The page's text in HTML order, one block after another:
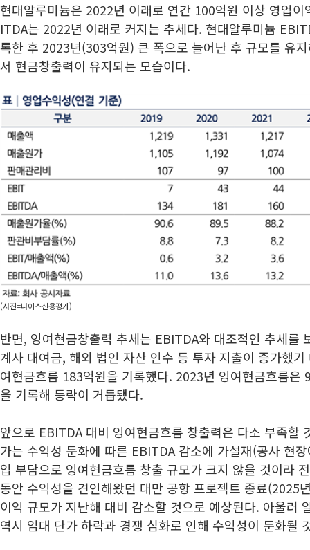
현대알루미늄은 2022년 이래로 연간 100억원 이상 영업
ITDA는 2022년 이래로 커지는 추세다. 현대알루미늄
록한 후 2023년(303억원) 큰 폭으로 늘어난 후 규모를 유
서 현금창출력이 유지되는 모습이다.
(사진=나이스신용평가)
반면, 잉여현금창출력 추세는 EBITDA와 대조적인 추세를
계사 대여금, 해외 법인 자산 인수 등 투자 지출이 증가했
여현금흐름 183억원을 기록했다. 2023년 잉여현금흐름은
을 기록해 등락이 거듭됐다.
앞으로 EBITDA 대비 잉여현금흐름 창출력은 다소 부족할
가는 수익성 둔화에 따른 EBITDA 감소에 가설재(공사 현
입 부담으로 잉여현금흐름 창출 규모가 크지 않을 것이라
동안 수익성을 견인해왔던 대만 공항 프로젝트 종료(2025
이익 규모가 지난해 대비 감소할 것으로 예상된다. 아울러
역시 임대 단가 하락과 경쟁 심화로 인해 수익성이 둔화될